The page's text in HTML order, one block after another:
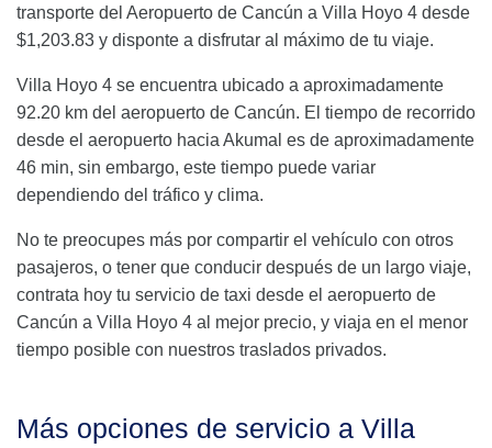
transporte del Aeropuerto de Cancún a Villa Hoyo 4 desde
$1,203.83 y disponte a disfrutar al máximo de tu viaje.
Villa Hoyo 4 se encuentra ubicado a aproximadamente
92.20 km del aeropuerto de Cancún. El tiempo de recorrido
desde el aeropuerto hacia Akumal es de aproximadamente
46 min, sin embargo, este tiempo puede variar
dependiendo del tráfico y clima.
No te preocupes más por compartir el vehículo con otros
pasajeros, o tener que conducir después de un largo viaje,
contrata hoy tu servicio de taxi desde el aeropuerto de
Cancún a Villa Hoyo 4 al mejor precio, y viaja en el menor
tiempo posible con nuestros traslados privados.
Más opciones de servicio a Villa